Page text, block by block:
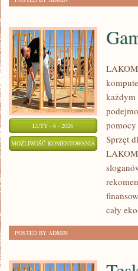
LUTY - 6 - 2026
MOŻLIWOŚĆ KOMENTOWANIA GAMING
SPORT
HARDWARE
LAKOM
każdym
Sprzęt
LAKOM
cały
POSTED BY ADMIN